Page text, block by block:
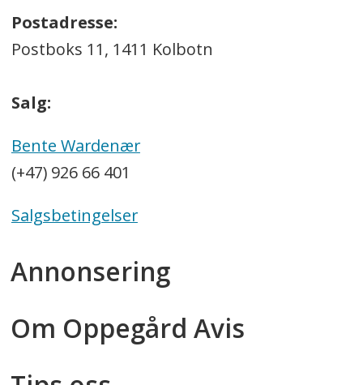
Postadresse:
Postboks 11, 1411 Kolbotn
Salg:
Bente Wardenær
(+47) 926 66 401
Salgsbetingelser
Annonsering
Om Oppegård Avis